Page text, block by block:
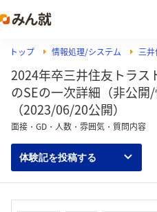
トップ 情報処理/システム 三
2024年卒三井住友トラス
のSEの一次詳細（非公開/
（2023/06/20公開）
面接・GD・人数・雰囲気・質問内容
体験記を投稿する